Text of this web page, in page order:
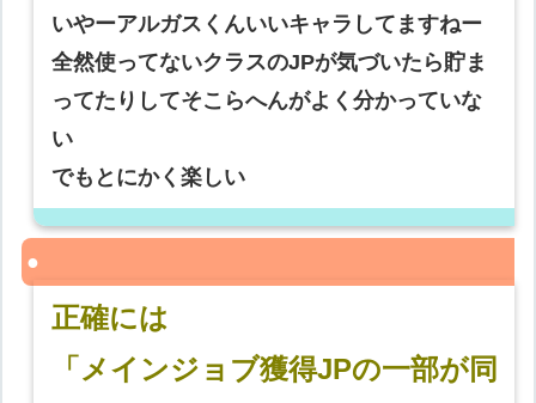
いやーアルガスくんいいキャラしてますねー
全然使ってないクラスのJPが気づいたら貯ま
ってたりしてそこらへんがよく分かっていな
い
でもとにかく楽しい
正確には
「メインジョブ獲得JPの一部が同